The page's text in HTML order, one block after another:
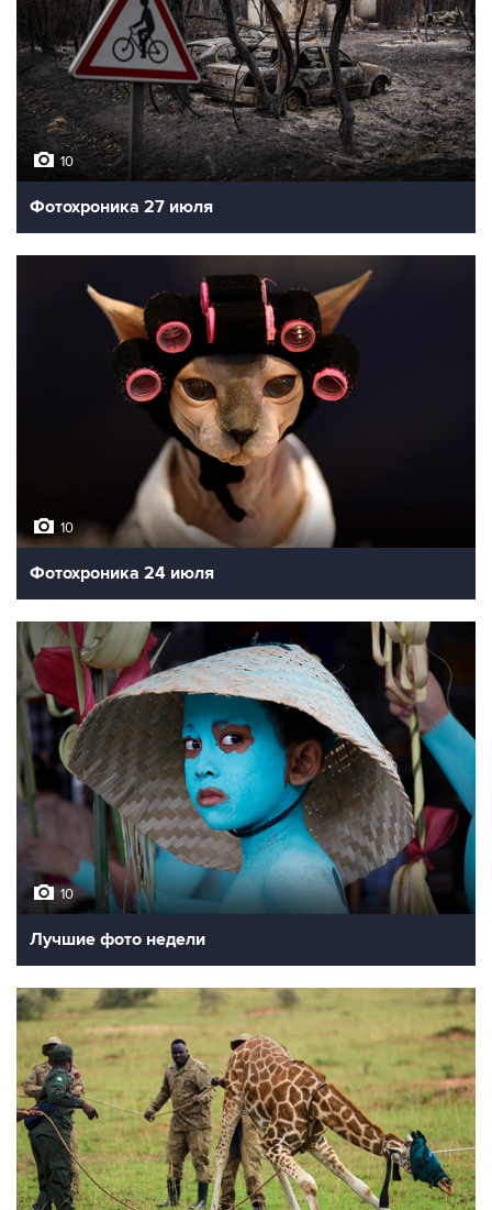
Последствия землетрясения в Японии
Фотохроника 28 июля
10
Фотохроника 27 июля
10
Фотохроника 24 июля